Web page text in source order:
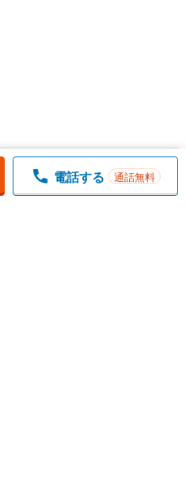
一覧を開く
電話する 通話無料